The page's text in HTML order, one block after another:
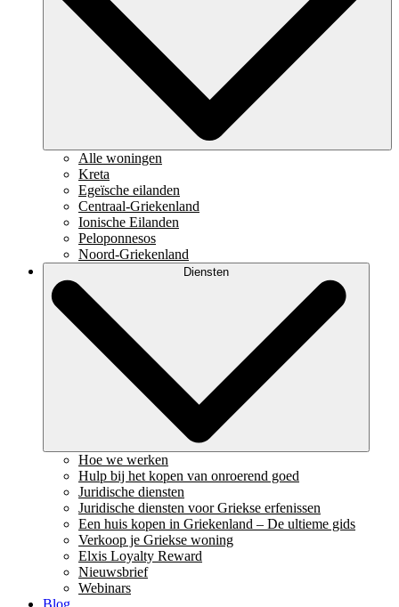
Alle woningen
Kreta
Egeïsche eilanden
Centraal-Griekenland
Ionische Eilanden
Peloponnesos
Noord-Griekenland
Diensten
Hoe we werken
Hulp bij het kopen van onroerend goed
Juridische diensten
Juridische diensten voor Griekse erfenissen
Een huis kopen in Griekenland – De ultieme gids
Verkoop je Griekse woning
Elxis Loyalty Reward
Nieuwsbrief
Webinars
Blog